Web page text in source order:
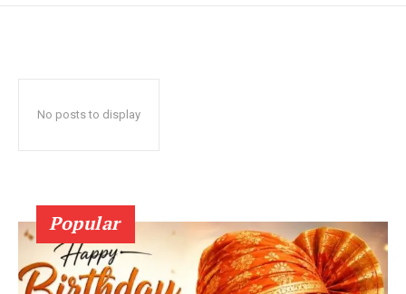
No posts to display
Popular